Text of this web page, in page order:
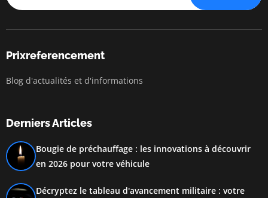
Prixreferencement
Blog d'actualités et d'informations
Derniers Articles
Bougie de préchauffage : les innovations à découvrir
en 2026 pour votre véhicule
Décryptez le tableau d'avancement militaire : votre